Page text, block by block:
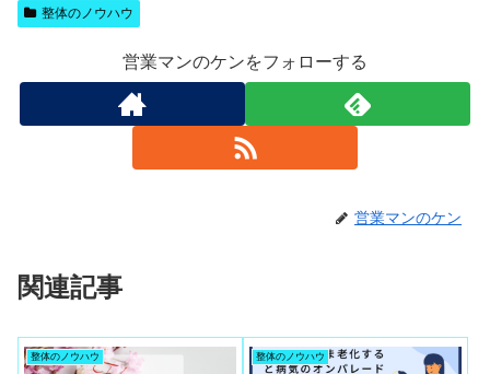
整体のノウハウ
営業マンのケンをフォローする
営業マンのケン
関連記事
整体のノウハウ 整体のノウハウ